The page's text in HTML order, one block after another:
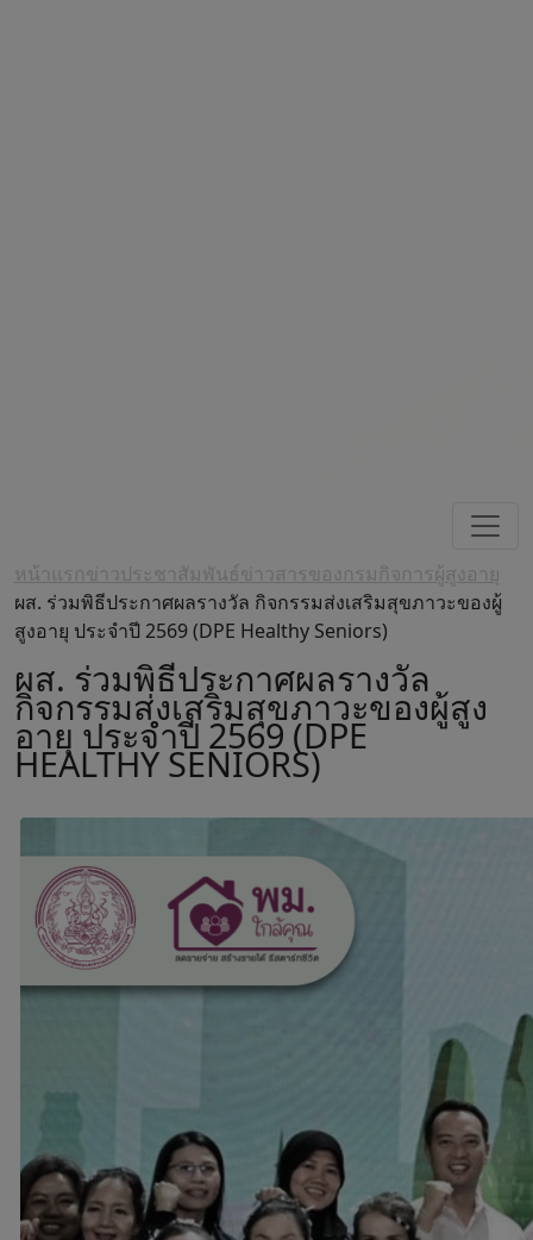
หน้าแรกข่าวประชาสัมพันธ์ข่าวสารของกรมกิจการผู้สูงอายุ
ผส. ร่วมพิธีประกาศผลรางวัล กิจกรรมส่งเสริมสุขภาวะของผู้
สูงอายุ ประจำปี 2569 (DPE Healthy Seniors)
ผส. ร่วมพิธีประกาศผลรางวัล
กิจกรรมส่งเสริมสุขภาวะของผู้สูง
อายุ ประจำปี 2569 (DPE
HEALTHY SENIORS)